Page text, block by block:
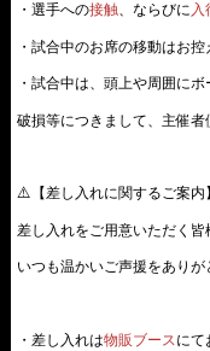
・選手への接触、ならびに 入
・試合中のお席の移動はお控
・試合中は、頭上や周囲に
破損等につきまして、主催者
⚠️【差し入れに関するご案内】
差し入れをご用意いただく皆
いつも温かいご声援をありが
・差し入れは物販ブースにて